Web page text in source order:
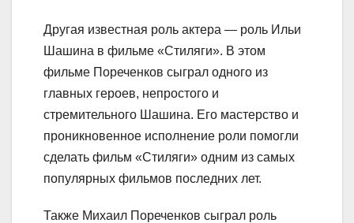
Другая известная роль актера — роль Ильи
Шашина в фильме «Стиляги». В этом
фильме Пореченков сыграл одного из
главных героев, непростого и
стремительного Шашина. Его мастерство и
проникновенное исполнение роли помогли
сделать фильм «Стиляги» одним из самых
популярных фильмов последних лет.
Также Михаил Пореченков сыграл роль